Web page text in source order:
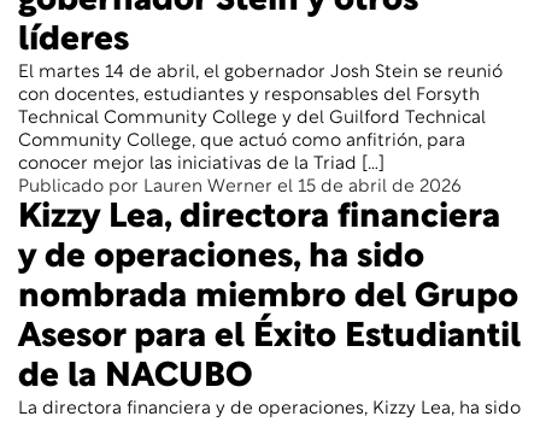
líderes
El martes 14 de abril, el gobernador Josh Stein se reunió
con docentes, estudiantes y responsables del Forsyth
Technical Community College y del Guilford Technical
Community College, que actuó como anfitrión, para
conocer mejor las iniciativas de la Triad […]
Publicado por Lauren Werner el 15 de abril de 2026
Kizzy Lea, directora financiera
y de operaciones, ha sido
nombrada miembro del Grupo
Asesor para el Éxito Estudiantil
de la NACUBO
La directora financiera y de operaciones, Kizzy Lea, ha sido